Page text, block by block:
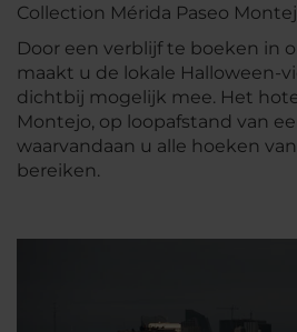
Collection Mérida Paseo
Door een verblijf te boeken in
maakt u de lokale Halloween-
dichtbij mogelijk mee. Het
Montejo, op loopafstand van
waarvandaan u alle hoeken
bereiken.